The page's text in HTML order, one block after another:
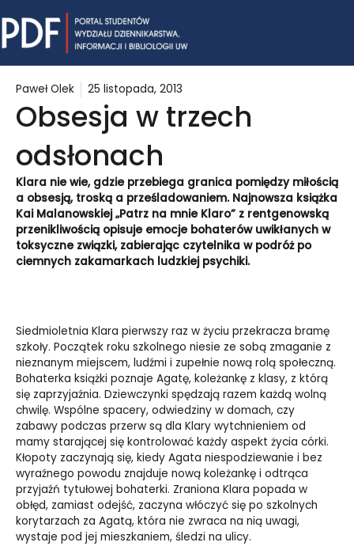
to
content
Paweł Olek 25 listopada, 2013
Obsesja w trzech
odsłonach
Klara nie wie, gdzie przebiega granica pomiędzy miłością
a obsesją, troską a prześladowaniem. Najnowsza książka
Kai Malanowskiej „Patrz na mnie Klaro” z rentgenowską
przenikliwością opisuje emocje bohaterów uwikłanych w
toksyczne związki, zabierając czytelnika w podróż po
ciemnych zakamarkach ludzkiej psychiki.
Siedmioletnia Klara pierwszy raz w życiu przekracza bramę
szkoły. Początek roku szkolnego niesie ze sobą zmaganie z
nieznanym miejscem, ludźmi i zupełnie nową rolą społeczną.
Bohaterka książki poznaje Agatę, koleżankę z klasy, z którą
się zaprzyjaźnia. Dziewczynki spędzają razem każdą wolną
chwilę. Wspólne spacery, odwiedziny w domach, czy
zabawy podczas przerw są dla Klary wytchnieniem od
mamy starającej się kontrolować każdy aspekt życia córki.
Kłopoty zaczynają się, kiedy Agata niespodziewanie i bez
wyraźnego powodu znajduje nową koleżankę i odtrąca
przyjaźń tytułowej bohaterki. Zraniona Klara popada w
obłęd, zamiast odejść, zaczyna włóczyć się po szkolnych
korytarzach za Agatą, która nie zwraca na nią uwagi,
wystaje pod jej mieszkaniem, śledzi na ulicy.